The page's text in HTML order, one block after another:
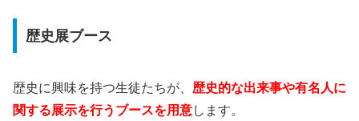
歴史展ブース
歴史に興味を持つ生徒たちが、 歴史的な出来事や有名人に
関する展示を行うブースを用意します。